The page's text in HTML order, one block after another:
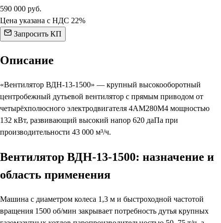
590 000 руб.
Цена указана с НДС 22%
Запросить КП
Описание
«Вентилятор ВДН-13-1500» — крупный высокооборотный
центробежный дутьевой вентилятор с прямым приводом от
четырёхполюсного электродвигателя 4АМ280М4 мощностью
132 кВт, развивающий высокий напор 620 даПа при
производительности 43 000 м³/ч.
Вентилятор ВДН-13-1500: назначение и
область применения
Машина с диаметром колеса 1,3 м и быстроходной частотой
вращения 1500 об/мин закрывает потребность дутья крупных